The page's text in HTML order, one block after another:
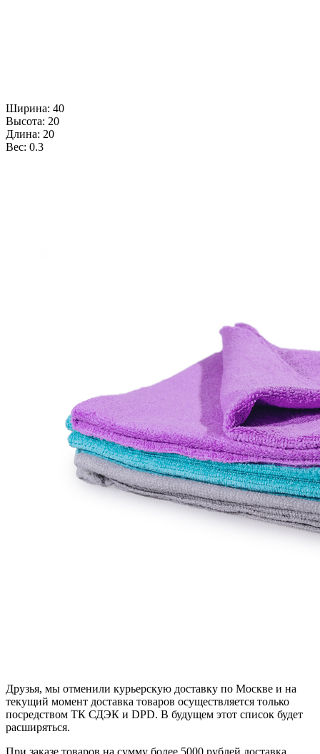
Ширина: 40
Высота: 20
Длина: 20
Вес: 0.3
Друзья, мы отменили курьерскую доставку по Москве и на
текущий момент доставка товаров осуществляется только
посредством ТК СДЭК и DPD. В будущем этот список будет
расширяться.
При заказе товаров на сумму более 5000 рублей доставка